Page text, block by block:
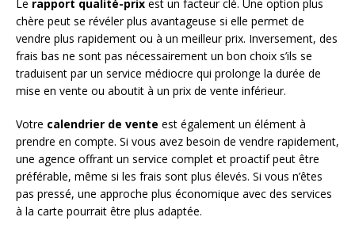
Le rapport qualité-prix est un facteur clé. Une option plus
chère peut se révéler plus avantageuse si elle permet de
vendre plus rapidement ou à un meilleur prix. Inversement, des
frais bas ne sont pas nécessairement un bon choix s’ils se
traduisent par un service médiocre qui prolonge la durée de
mise en vente ou aboutit à un prix de vente inférieur.
Votre calendrier de vente est également un élément à
prendre en compte. Si vous avez besoin de vendre rapidement,
une agence offrant un service complet et proactif peut être
préférable, même si les frais sont plus élevés. Si vous n’êtes
pas pressé, une approche plus économique avec des services
à la carte pourrait être plus adaptée.